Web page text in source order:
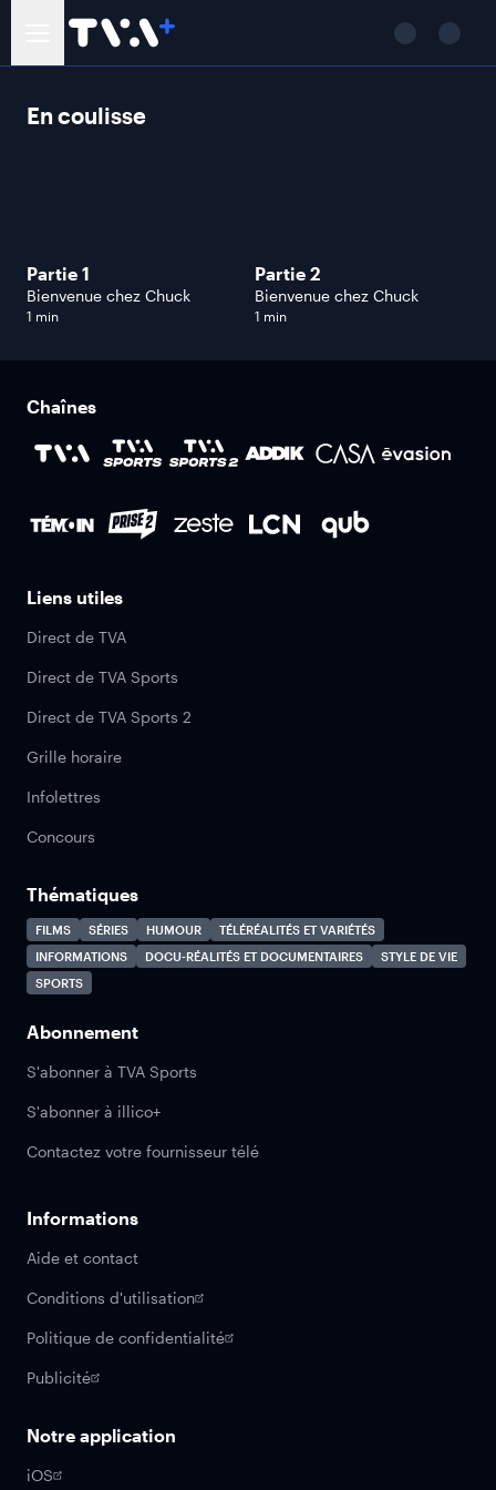
En coulisse
Partie 1
Bienvenue chez Chuck
1 min
Partie 2
Bienvenue chez Chuck
1 min
Chaînes
Liens utiles
Direct de TVA
Direct de TVA Sports
Direct de TVA Sports 2
Grille horaire
Infolettres
Concours
Thématiques
FILMS SÉRIES HUMOUR
TÉLÉRÉALITÉS ET VARIÉTÉS
INFORMATIONS
DOCU-RÉALITÉS ET DOCUMENTAIRES
STYLE DE VIE
SPORTS
Abonnement
S'abonner à TVA Sports
S'abonner à illico+
Contactez votre fournisseur télé
Informations
Aide et contact
Conditions d'utilisation
Politique de confidentialité
Publicité
Notre application
iOS